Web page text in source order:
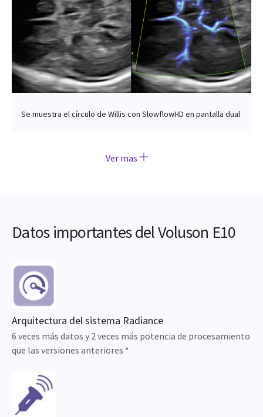
Se muestra el círculo de Willis con SlowflowHD en pantalla dual
Ver mas
Datos importantes del Voluson E10
Arquitectura del sistema Radiance
6 veces más datos y 2 veces más potencia de procesamiento
que las versiones anteriores *